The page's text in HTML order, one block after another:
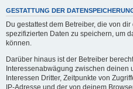
GESTATTUNG DER
Du gestattest dem Betreiber, die von
spezifizierten Daten zu speichern, um
können.
Darüber hinaus ist der Betreiber
Interessenabwägung zwischen deinen
Interessen Dritter, Zeitpunkte von
IP-Adresse und der von deinem